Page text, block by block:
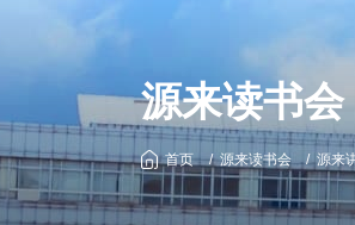
源来读书会
首页 源来读书会 源来